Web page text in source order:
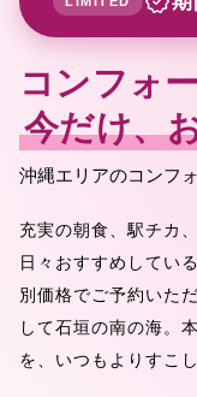
コンフォ
今だけ、
沖縄エリアのコンフ
充実の朝食、駅チカ
日々おすすめしてい
別価格でご予約いた
して石垣の南の海。
を、いつもよりすこ